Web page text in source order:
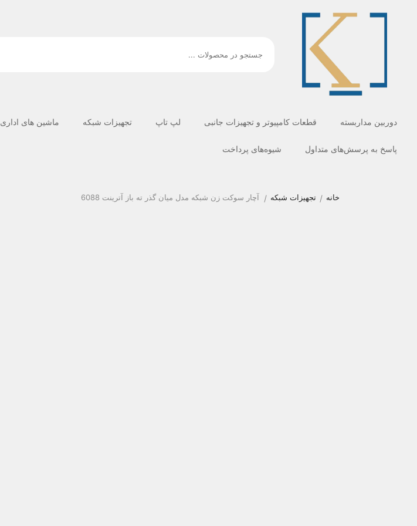
دوربین مداربسته قطعات کامپیوتر و تجهیزات جانبی لپ تاپ تجهیزات شبکه ماشین های اداری
پاسخ به پرسش‌های متداول شیوه‌های پرداخت
خانه / تجهیزات شبکه / آچار سوکت زن شبکه مدل میان گذر ته باز آترینت 6088